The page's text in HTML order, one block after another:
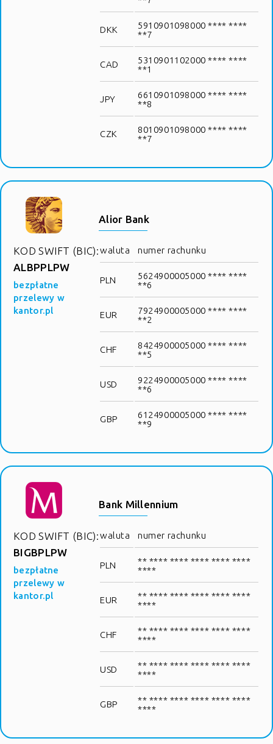
DKK
5910901098000 **** ****
**7
CAD
5310901102000 **** ****
**1
JPY
6610901098000 **** ****
**8
CZK
8010901098000 **** ****
**7
KOD SWIFT (BIC):
ALBPPLPW
bezpłatne
przelewy w
kantor.pl
Alior Bank
waluta numer rachunku
PLN
5624900005000 **** ****
**6
EUR
7924900005000 **** ****
**2
CHF
8424900005000 **** ****
**5
USD
9224900005000 **** ****
**6
GBP
6124900005000 **** ****
**9
KOD SWIFT (BIC):
BIGBPLPW
bezpłatne
przelewy w
kantor.pl
Bank Millennium
waluta numer rachunku
PLN
** **** **** **** **** ****
****
EUR
** **** **** **** **** ****
****
CHF
** **** **** **** **** ****
****
USD
** **** **** **** **** ****
****
GBP
** **** **** **** **** ****
****